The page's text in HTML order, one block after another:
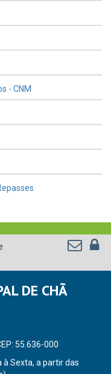
- CNM
DE CHÃ
55.636-000
à Sexta, a partir das